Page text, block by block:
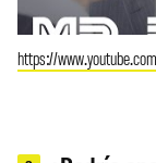
https://